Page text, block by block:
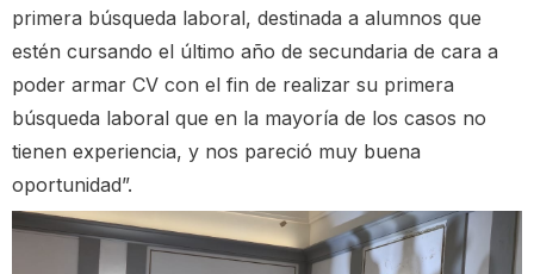
primera búsqueda laboral, destinada a alumnos que
estén cursando el último año de secundaria de cara a
poder armar CV con el fin de realizar su primera
búsqueda laboral que en la mayoría de los casos no
tienen experiencia, y nos pareció muy buena
oportunidad”.